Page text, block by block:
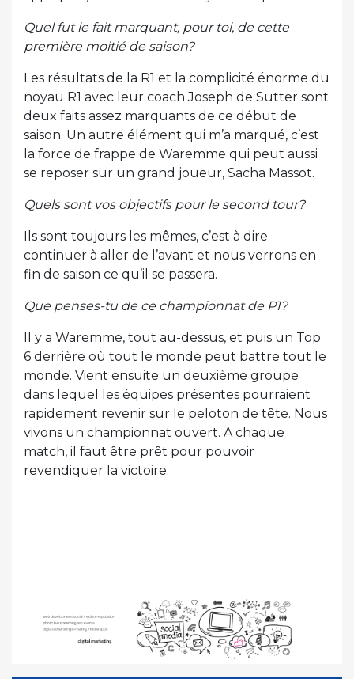
Quel fut le fait marquant, pour toi, de cette
première moitié de saison?
Les résultats de la R1 et la complicité énorme du
noyau R1 avec leur coach Joseph de Sutter sont
deux faits assez marquants de ce début de
saison. Un autre élément qui m’a marqué, c’est
la force de frappe de Waremme qui peut aussi
se reposer sur un grand joueur, Sacha Massot.
Quels sont vos objectifs pour le second tour?
Ils sont toujours les mêmes, c’est à dire
continuer à aller de l’avant et nous verrons en
fin de saison ce qu’il se passera.
Que penses-tu de ce championnat de P1?
Il y a Waremme, tout au-dessus, et puis un Top
6 derrière où tout le monde peut battre tout le
monde. Vient ensuite un deuxième groupe
dans lequel les équipes présentes pourraient
rapidement revenir sur le peloton de tête. Nous
vivons un championnat ouvert. A chaque
match, il faut être prêt pour pouvoir
revendiquer la victoire.